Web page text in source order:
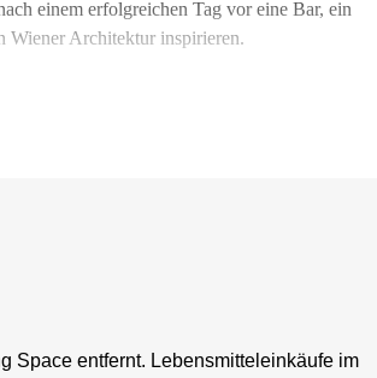
einem erfolgreichen Tag vor eine Bar, ein
Wiener Architektur inspirieren.
Space entfernt. Lebensmitteleinkäufe im